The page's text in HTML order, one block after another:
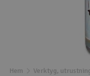
Drönare
Hem Verktyg,